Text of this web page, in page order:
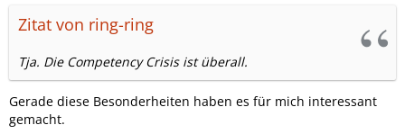
Zitat von ring-ring
Tja. Die Competency Crisis ist überall.
Gerade diese Besonderheiten haben es für mich interessant
gemacht.